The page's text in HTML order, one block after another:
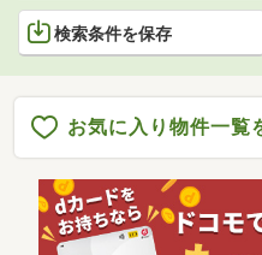
検索条件を保存
お気に入り物件一覧